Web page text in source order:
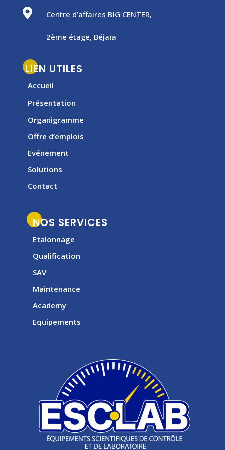
 Centre d’affaires BIG CENTER,
2ème étage, Béjaïa
LIEN UTILES
Accueil
Présentation
Organigramme
Offre d’emplois
Evénement
Solutions
Contact
NOS SERVICES
Etalonnage
Qualification
SAV
Maintenance
Academy
Equipements